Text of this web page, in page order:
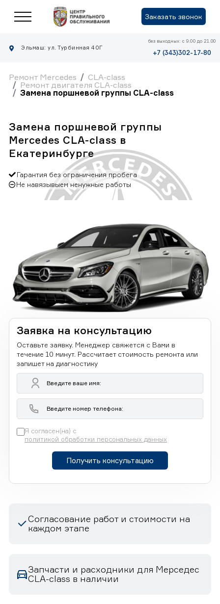
Заказать звонок
Эльмаш: ул. Турбинная 40Г
без выходных: с 9.00 до 21.00
+7 (343)302-17-80
Ремонт Mercedes
CLA-class
Ремонт двигателя CLA-class
Замена поршневой группы CLA-class
Замена поршневой группы
Mercedes CLA-class в
Екатеринбурге
Гарантия без ограничения пробега
Не навязывыем ненужные работы
Заявка на консультацию
Оставьте заявку. Менеджер свяжется с Вами в
течение 10 минут. Рассчитает стоимость ремонта или
запишет на диагностику
Я согласен(на) с
политикой обработки персональных данных
Получить консультацию
Согласование работ и стоимости на
каждом этапе
Запчасти и расходники для Мерседес
CLA-class в наличии